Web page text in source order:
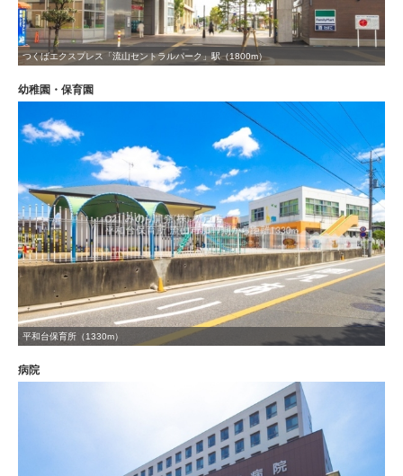
つくばエクスプレス「流山セントラルパーク」駅（1800m）
幼稚園・保育園
平和台保育所（1330m）
病院